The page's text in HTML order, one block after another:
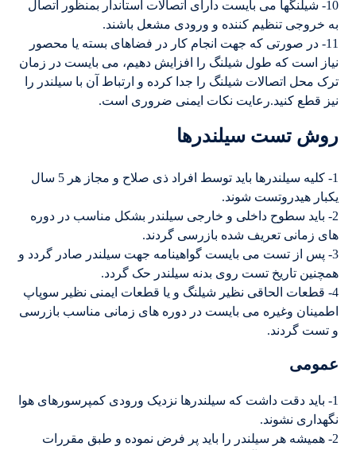
10- شیلنگها می بایست دارای اتصالات استاندار بمنظور اتصال
به خروجی تنظیم کننده و ورودی مشعل باشند.
11- در صورتی که جهت انجام کار در فضاهای بسته یا محصور
نیاز است که طول شیلنگ را افزایش دهیم، می بایست در زمان
ترک محل اتصالات شیلنگ را جدا کرده و ارتباط آن با سیلندر را
نیز قطع کنید.رعایت نکات ایمنی ضروری است.
روش تست سیلندرها
1- کلیه سیلندرها باید توسط افراد ذی صلاح و مجاز هر 5 سال
یکبار هیدروتست شوند.
2- باید سطوح داخلی و خارجی سیلندر بشکل مناسب در دوره
های زمانی تعریف شده بازرسی گردند.
3- پس از تست می بایست گواهینامه جهت سیلندر صادر گردد و
همچنین تاریخ تست روی بدنه سیلندر حک گردد.
4- قطعات الحاقی نظیر شیلنگ و یا قطعات ایمنی نظیر سوپاپ
اطمینان وغیره می بایست در دوره های زمانی مناسب بازرسی
و تست گردند.
عمومی
1- باید دقت داشت که سیلندرها نزدیک ورودی کمپرسورهای هوا
نگهداری نشوند.
2- همیشه هر سیلندر را باید پر فرض نموده و طبق مقررات